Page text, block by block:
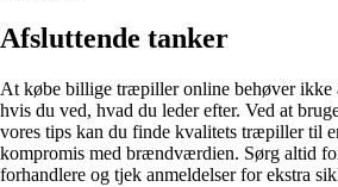
Afsluttende tanker
At købe billige træpiller online behøver ikke
hvis du ved, hvad du leder efter. Ved at
vores tips kan du finde kvalitets træpiller til
kompromis med brændværdien. Sørg altid
forhandlere og tjek anmeldelser for ekstra